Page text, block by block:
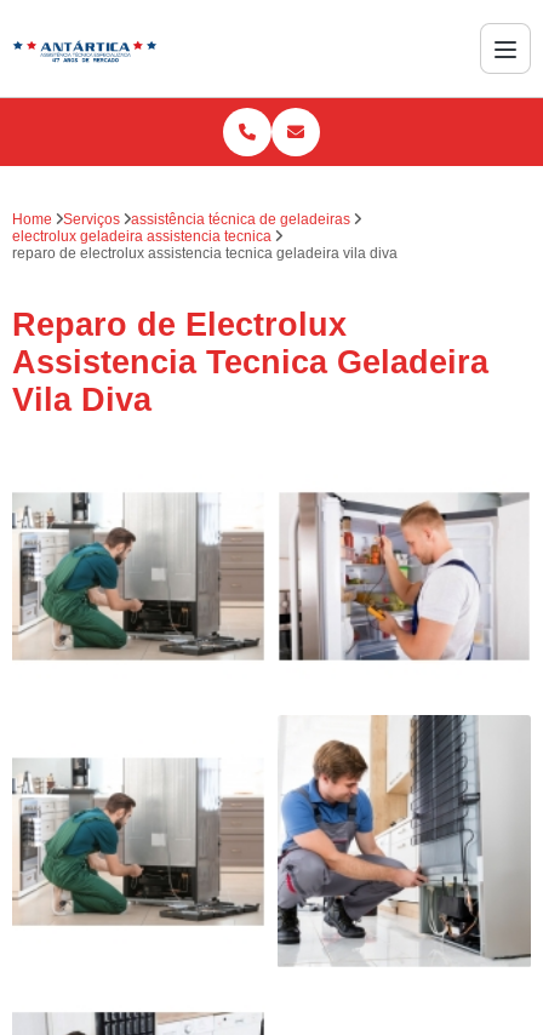
Home Serviços
assistência técnica de geladeiras
electrolux geladeira assistencia tecnica
reparo de electrolux assistencia tecnica geladeira vila diva
Reparo de Electrolux
Assistencia Tecnica Geladeira
Vila Diva